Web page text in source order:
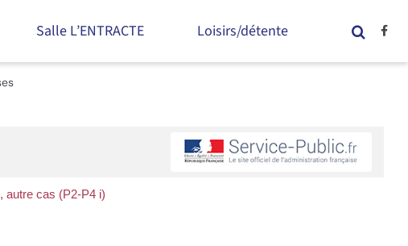
Salle L’ENTRACTE Loisirs/détente
autre cas (P2-P4 i)